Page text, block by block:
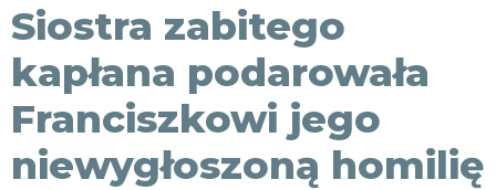
Siostra zabitego
kapłana podarowała
Franciszkowi jego
niewygłoszoną homilię